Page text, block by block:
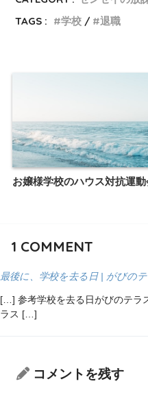
TAGS :
学校 退職
お嬢様学校のハウス対抗運動
1 COMMENT
最後に、学校を去る日 | がびの
[…] 参考学校を去る日がびのテラ
ラス […]
コメントを残す